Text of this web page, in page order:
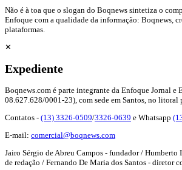
Não é à toa que o slogan do Boqnews sintetiza o
Enfoque com a qualidade da informação: Boqnews,
plataformas.
✕
Expediente
Boqnews.com é parte integrante da Enfoque Jornal e
08.627.628/0001-23), com sede em Santos, no litoral
Contatos - (13) 3326-0509/3326-0639 e Whatsapp
E-mail: comercial@boqnews.com
Jairo Sérgio de Abreu Campos - fundador /
de redação / Fernando De Maria dos Santos - diretor